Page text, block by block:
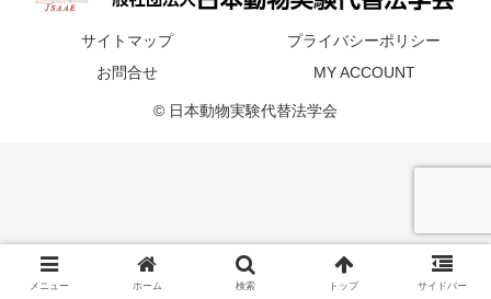
サイトマップ
プライバシーポリシー
お問合せ
MY ACCOUNT
© 日本動物実験代替法学会
メニュー ホーム 検索 トップ サイドバー